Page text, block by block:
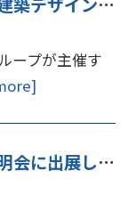
ープが主催す
愛知工業大学企業説明会に出展しました